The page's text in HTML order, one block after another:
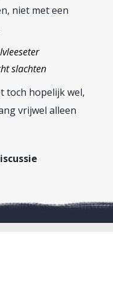
niet met een
slachten
toch hopelijk wel,
vrijwel alleen